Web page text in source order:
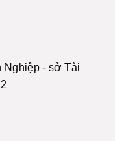
Nghiệp - sở Tài